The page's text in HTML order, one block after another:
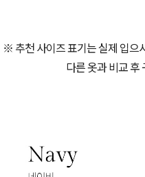
※ 추천 사이즈 표기는 실제 입으
다른 옷과 비교 후